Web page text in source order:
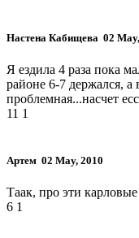
Настена Кабищева 02
Я ездила 4 раза пока
районе 6-7 держался,
проблемная...насчет
11 1
Артем 02 May, 2010
Таак, про эти
6 1